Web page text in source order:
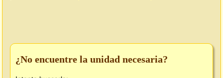
¿No encuentre la unidad necesaria?